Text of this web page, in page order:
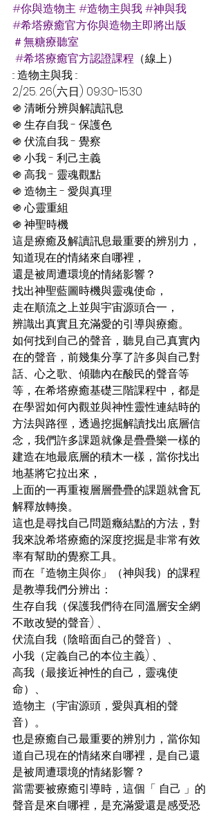
#你與造物主#造物主與我#神與我
#希塔療癒官方你與造物主即將出版
＃無糖療聽室
#希塔療癒官方認證課程 （線上）
::: 造物主與我 :::
2/25. 26(六.日) 09:30-15:30
֍ 清晰分辨與解讀訊息
֍ 生存自我 - 保護色
֍ 伏流自我 - 覺察
֍ 小我 - 利己主義
֍ 高我 - 靈魂觀點
֍ 造物主 - 愛與真理
֍ 心靈重組
֍ 神聖時機
這是療癒及解讀訊息最重要的辨別力，
知道現在的情緒來自哪裡，
還是被周遭環境的情緒影響？
找出神聖藍圖時機與靈魂使命，
走在順流之上並與宇宙源頭合一，
辨識出真實且充滿愛的引導與療癒。
如何找到自己的聲音，聽見自己真實內
在的聲音，前幾集分享了許多與自己對
話、心之歌、傾聽內在酸民的聲音等
等，在希塔療癒基礎三階課程中，都是
在學習如何內觀並與神性靈性連結時的
方法與路徑，透過挖掘解讀找出底層信
念，我們許多課題就像是疊疊樂一樣的
建造在地最底層的積木一樣，當你找出
地基將它拉出來，
上面的一再重複層層疊疊的課題就會瓦
解釋放轉換。
這也是尋找自己問題癥結點的方法，對
我來說希塔療癒的深度挖掘是非常有效
率有幫助的覺察工具。
而在『造物主與你」（神與我）的課程
是教導我們分辨出：
生存自我（保護我們待在同溫層安全網
不敢改變的聲音) 、
伏流自我（陰暗面自己的聲音）、
小我（定義自己的本位主義) 、
高我（最接近神性的自己，靈魂使
命）、
造物主（宇宙源頭，愛與真相的聲
音）。
也是療癒自己最重要的辨別力，當你知
道自己現在的情緒來自哪裡，是自己還
是被周遭環境的情緒影響？
當需要被療癒引導時，這個「 自己 」的
聲音是來自哪裡，是充滿愛還是感受恐